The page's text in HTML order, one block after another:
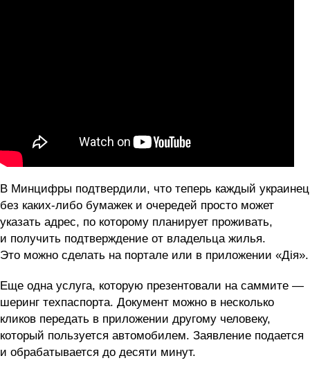
В Минцифры подтвердили, что теперь каждый украинец
без каких-либо бумажек и очередей просто может
указать адрес, по которому планирует проживать,
и получить подтверждение от владельца жилья.
Это можно сделать на портале или в приложении «Дія».
Еще одна услуга, которую презентовали на саммите —
шеринг техпаспорта. Документ можно в несколько
кликов передать в приложении другому человеку,
который пользуется автомобилем. Заявление подается
и обрабатывается до десяти минут.